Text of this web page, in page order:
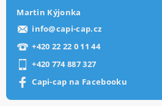
Martin Kýjonka
info@capi-cap.cz
+420 22 22 0 11 44
+420 774 887 327
Capi-cap na Facebooku